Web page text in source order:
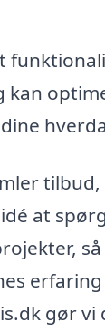
kan
tilbud,
at
erfaring
gør vi